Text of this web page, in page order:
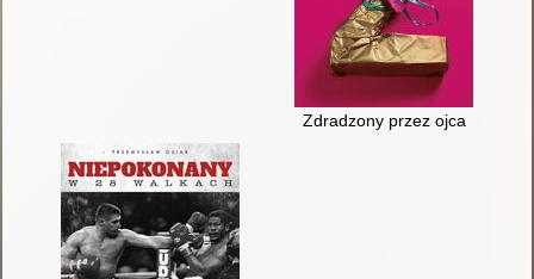
Zdradzony przez ojca